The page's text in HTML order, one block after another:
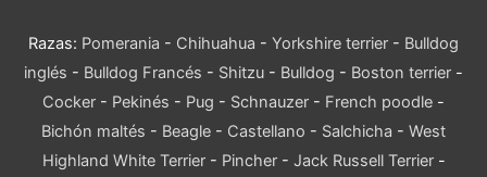
Razas: Pomerania - Chihuahua - Yorkshire terrier - Bulldog
inglés - Bulldog Francés - Shitzu - Bulldog - Boston terrier -
Cocker - Pekinés - Pug - Schnauzer - French poodle -
Bichón maltés - Beagle - Castellano - Salchicha - West
Highland White Terrier- Pincher- Jack Russell Terrier-